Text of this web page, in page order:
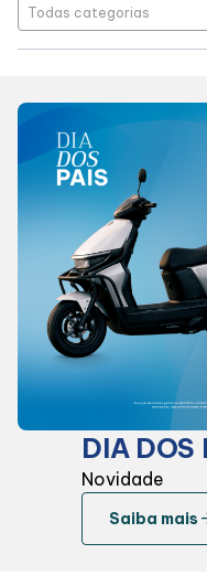
Facilidades
Horários
Entretenimento
Cinema
Eventos
Fique por Dentro
Lojas e
DIA DOS
Novidade
Saiba mais